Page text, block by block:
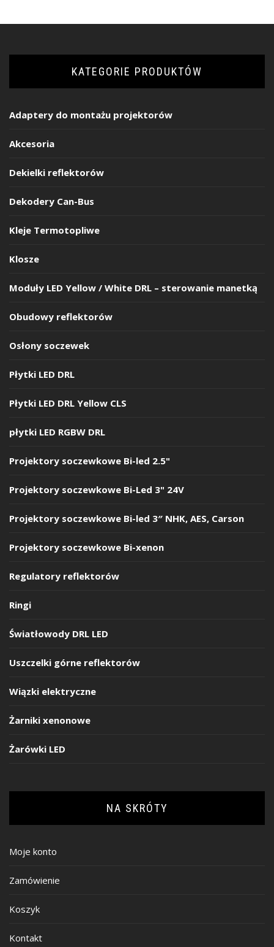
KATEGORIE PRODUKTÓW
Adaptery do montażu projektorów
Akcesoria
Dekielki reflektorów
Dekodery Can-Bus
Kleje Termotopliwe
Klosze
Moduły LED Yellow / White DRL – sterowanie manetką
Obudowy reflektorów
Osłony soczewek
Płytki LED DRL
Płytki LED DRL Yellow CLS
płytki LED RGBW DRL
Projektory soczewkowe Bi-led 2.5"
Projektory soczewkowe Bi-Led 3" 24V
Projektory soczewkowe Bi-led 3″ NHK, AES, Carson
Projektory soczewkowe Bi-xenon
Regulatory reflektorów
Ringi
Światłowody DRL LED
Uszczelki górne reflektorów
Wiązki elektryczne
Żarniki xenonowe
Żarówki LED
NA SKRÓTY
Moje konto
Zamówienie
Koszyk
Kontakt